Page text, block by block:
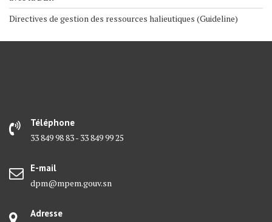
Directives de gestion des ressources halieutiques (Guideline)
Téléphone
33 849 98 83 - 33 849 99 25
E-mail
dpm@mpem.gouv.sn
Adresse